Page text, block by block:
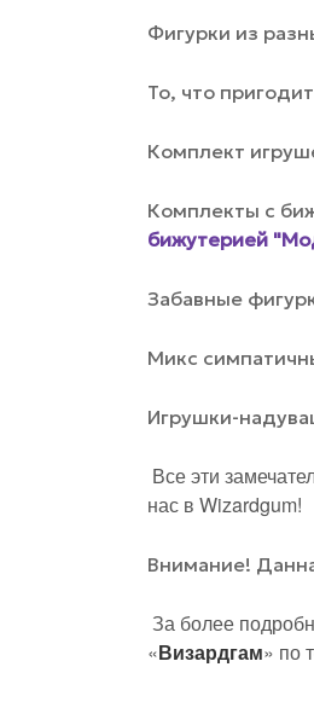
Фигурки из
То, что
Комплект
Комплекты с
бижутерией
Забавные
Микс
Игрушки-
Все эти
нас в Wizardgum!
Внимание!
За более
«Визардгам» по